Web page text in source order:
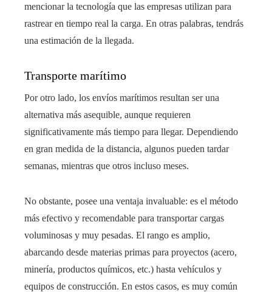
mencionar la tecnología que las empresas utilizan para
rastrear en tiempo real la carga. En otras palabras, tendrás
una estimación de la llegada.
Transporte marítimo
Por otro lado, los envíos marítimos resultan ser una
alternativa más asequible, aunque requieren
significativamente más tiempo para llegar. Dependiendo
en gran medida de la distancia, algunos pueden tardar
semanas, mientras que otros incluso meses.
No obstante, posee una ventaja invaluable: es el método
más efectivo y recomendable para transportar cargas
voluminosas y muy pesadas. El rango es amplio,
abarcando desde materias primas para proyectos (acero,
minería, productos químicos, etc.) hasta vehículos y
equipos de construcción. En estos casos, es muy común